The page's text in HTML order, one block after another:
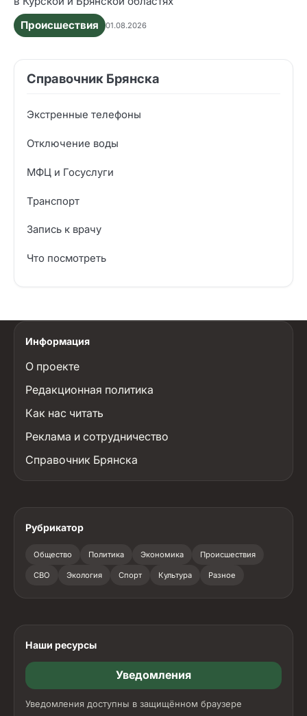
Происшествия
01.08.2026
Справочник Брянска
Экстренные телефоны
Отключение воды
МФЦ и Госуслуги
Транспорт
Запись к врачу
Что посмотреть
Информация
О проекте
Редакционная политика
Как нас читать
Реклама и сотрудничество
Справочник Брянска
Рубрикатор
Общество Политика Экономика Происшествия
СВО Экология Спорт Культура Разное
Наши ресурсы
Уведомления
Уведомления доступны в защищённом браузере